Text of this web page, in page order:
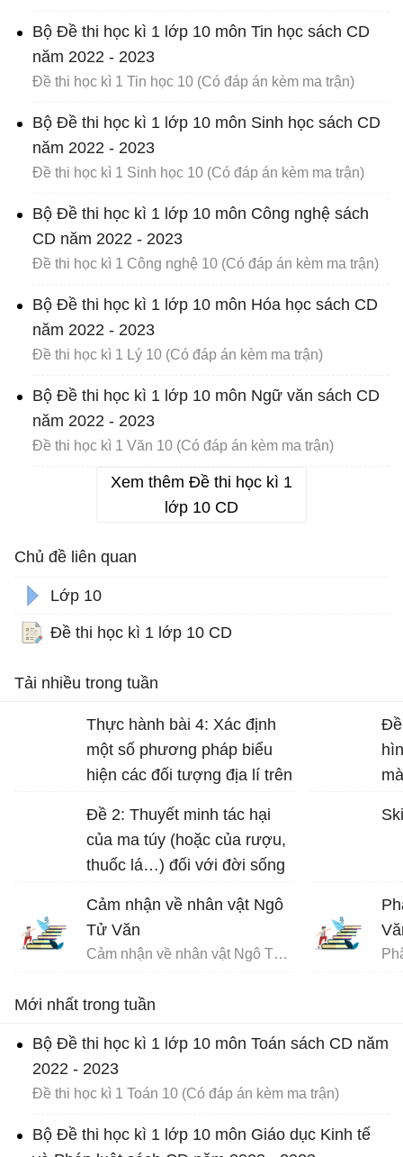
Bộ Đề thi học kì 1 lớp 10 môn Tin học sách CD
năm 2022 - 2023
Đề thi học kì 1 Tin học 10 (Có đáp án kèm ma trận)
Bộ Đề thi học kì 1 lớp 10 môn Sinh học sách CD
năm 2022 - 2023
Đề thi học kì 1 Sinh học 10 (Có đáp án kèm ma trận)
Bộ Đề thi học kì 1 lớp 10 môn Công nghệ sách
CD năm 2022 - 2023
Đề thi học kì 1 Công nghệ 10 (Có đáp án kèm ma trận)
Bộ Đề thi học kì 1 lớp 10 môn Hóa học sách CD
năm 2022 - 2023
Đề thi học kì 1 Lý 10 (Có đáp án kèm ma trận)
Bộ Đề thi học kì 1 lớp 10 môn Ngữ văn sách CD
năm 2022 - 2023
Đề thi học kì 1 Văn 10 (Có đáp án kèm ma trận)
Xem thêm Đề thi học kì 1
lớp 10 CD
Chủ đề liên quan
Lớp 10
Đề thi học kì 1 lớp 10 CD
Tải nhiều trong tuần
Thực hành bài 4: Xác định
một số phương pháp biểu
hiện các đối tượng địa lí trên
Đề 2: Thuyết minh tác hại
của ma túy (hoặc của rượu,
thuốc lá…) đối với đời sống
Cảm nhận về nhân vật Ngô
Tử Văn
Cảm nhận về nhân vật Ngô Tử Văn trong bài Chuyện chức phán sự đền Tản Viên
Đề
Mới nhất trong tuần
Bộ Đề thi học kì 1 lớp 10 môn Toán sách CD năm
2022 - 2023
Đề thi học kì 1 Toán 10 (Có đáp án kèm ma trận)
Bộ Đề thi học kì 1 lớp 10 môn Giáo dục Kinh tế